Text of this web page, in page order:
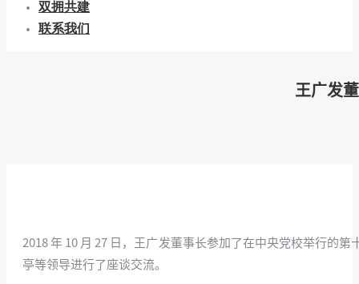
双拥共建
联系我们
王广发
2018 年 10 月 27 日，王广发董事长参加了在中央党校举行的
亭等领导进行了座谈交流。